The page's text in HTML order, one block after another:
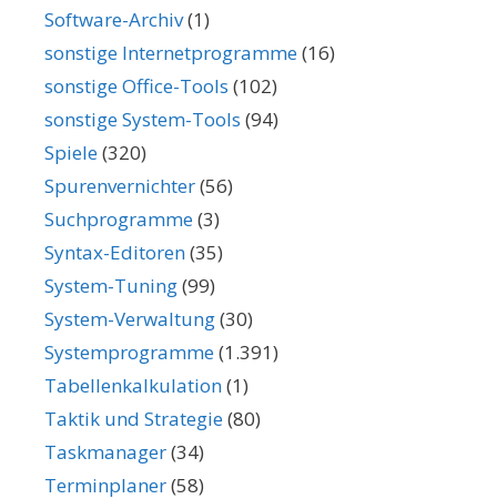
Software-Archiv(1)
sonstige Internetprogramme(16)
sonstige Office-Tools (102)
sonstige System-Tools (94)
Spiele(320)
Spurenvernichter(56)
Suchprogramme(3)
Syntax-Editoren(35)
System-Tuning(99)
System-Verwaltung(30)
Systemprogramme(1.391)
Tabellenkalkulation(1)
Taktik und Strategie(80)
Taskmanager(34)
Terminplaner(58)